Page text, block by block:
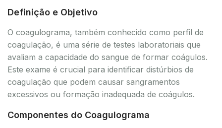
Definição e Objetivo
O coagulograma, também conhecido como perfil de
coagulação, é uma série de testes laboratoriais que
avaliam a capacidade do sangue de formar coágulos.
Este exame é crucial para identificar distúrbios de
coagulação que podem causar sangramentos
excessivos ou formação inadequada de coágulos.
Componentes do Coagulograma